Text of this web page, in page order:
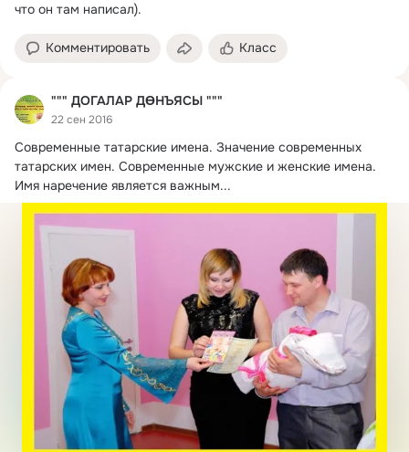
что он там написал).
Комментировать Класс
""" ДОГАЛАР ДӨНЪЯСЫ """
22 сен 2016
Современные татарские имена. Значение cовременных
татарских имен. Современные мужские и женские имена.
Имя наречение является важным...